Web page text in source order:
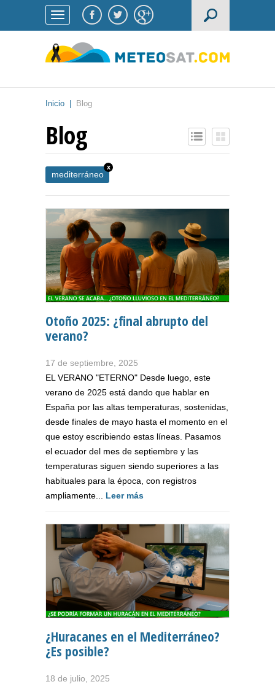
Inicio Blog
Blog
mediterráneo
x
Otoño 2025: ¿final abrupto del
verano?
17 de septiembre, 2025
EL VERANO "ETERNO" Desde luego, este
verano de 2025 está dando que hablar en
España por las altas temperaturas, sostenidas,
desde finales de mayo hasta el momento en el
que estoy escribiendo estas líneas. Pasamos
el ecuador del mes de septiembre y las
temperaturas siguen siendo superiores a las
habituales para la época, con registros
ampliamente... Leer más
¿Huracanes en el Mediterráneo?
¿Es posible?
18 de julio, 2025